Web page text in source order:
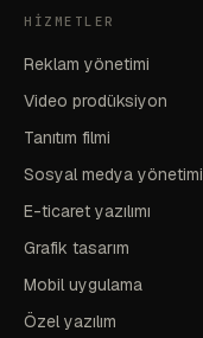
HIZMETLER
Reklam yönetimi
Video prodüksiyon
Tanıtım filmi
Sosyal medya yönetimi
E-ticaret yazılımı
Grafik tasarım
Mobil uygulama
Özel yazılım